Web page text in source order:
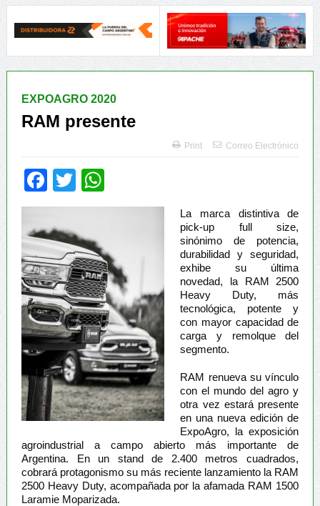
comercializó 4.870 cabezas El Congreso se palpitó en el
EXPOAGRO 2020
RAM presente
Print Correo Electrónico
Facebook
Twitter
La marca distintiva de
pick-up full size,
sinónimo de potencia,
durabilidad y seguridad,
exhibe su última
novedad, la RAM 2500
Heavy Duty, más
tecnológica, potente y
con mayor capacidad de
carga y remolque del
segmento.
RAM renueva su vínculo
con el mundo del agro y
otra vez estará presente
en una nueva edición de
ExpoAgro, la exposición
agroindustrial a campo abierto más importante de
Argentina. En un stand de 2.400 metros cuadrados,
cobrará protagonismo su más reciente lanzamiento la RAM
2500 Heavy Duty, acompañada por la afamada RAM 1500
Laramie Moparizada.